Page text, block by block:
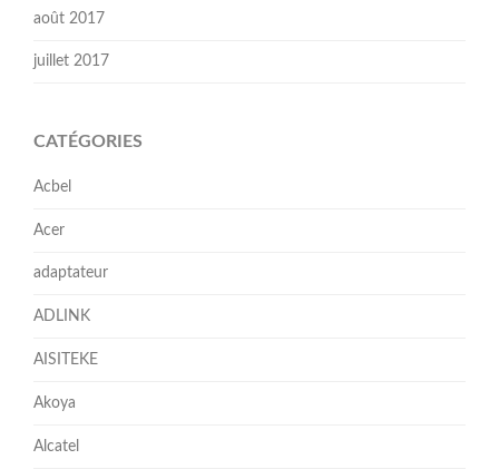
août 2017
juillet 2017
CATÉGORIES
Acbel
Acer
adaptateur
ADLINK
AISITEKE
Akoya
Alcatel